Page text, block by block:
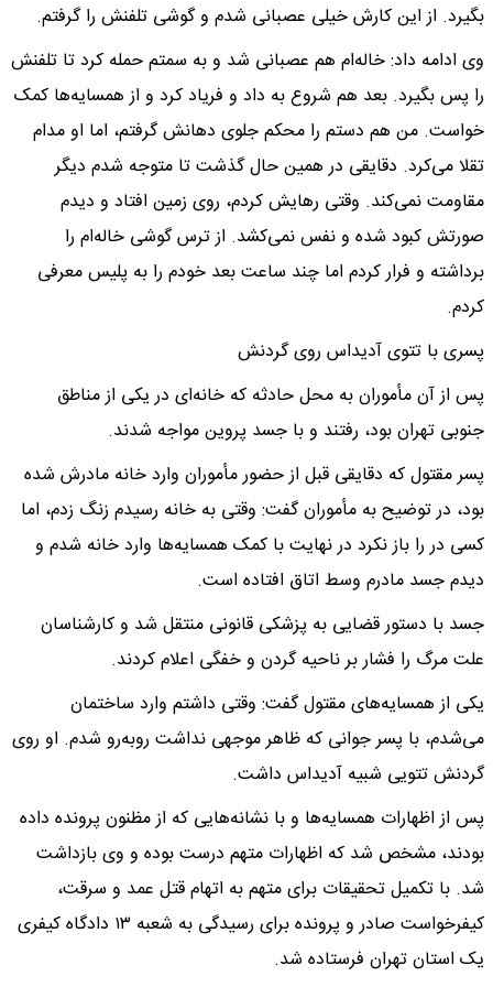
بگیرد. از این کارش خیلی عصبانی شدم و گوشی تلفنش را گرفتم.
وی ادامه داد: خاله‌ام هم عصبانی شد و به سمتم حمله کرد تا تلفنش
را پس بگیرد. بعد هم شروع به داد و فریاد کرد و از همسایه‌ها کمک
خواست. من هم دستم را محکم جلوی دهانش گرفتم، اما او مدام
تقلا می‌کرد. دقایقی در همین حال گذشت تا متوجه شدم دیگر
مقاومت نمی‌کند. وقتی رهایش کردم، روی زمین افتاد و دیدم
صورتش کبود شده و نفس نمی‌کشد. از ترس گوشی خاله‌ام را
برداشته و فرار کردم اما چند ساعت بعد خودم را به پلیس معرفی
کردم.
پسری با تتوی آدیداس روی گردنش
پس از آن مأموران به محل حادثه که خانه‌ای در یکی از مناطق
جنوبی تهران بود، رفتند و با جسد پروین مواجه شدند.
پسر مقتول که دقایقی قبل از حضور مأموران وارد خانه مادرش شده
بود، در توضیح به مأموران گفت: وقتی به خانه رسیدم زنگ زدم، اما
کسی در را باز نکرد در نهایت با کمک همسایه‌ها وارد خانه شدم و
دیدم جسد مادرم وسط اتاق افتاده است.
جسد با دستور قضایی به پزشکی قانونی منتقل شد و کارشناسان
علت مرگ را فشار بر ناحیه گردن و خفگی اعلام کردند.
یکی از همسایه‌های مقتول گفت: وقتی داشتم وارد ساختمان
می‌شدم، با پسر جوانی که ظاهر موجهی نداشت روبه‌رو شدم. او روی
گردنش تتویی شبیه آدیداس داشت.
پس از اظهارات همسایه‌ها و با نشانه‌هایی که از مظنون پرونده داده
بودند، مشخص شد که اظهارات متهم درست بوده و وی بازداشت
شد. با تکمیل تحقیقات برای متهم به اتهام قتل عمد و سرقت،
کیفرخواست صادر و پرونده برای رسیدگی به شعبه ۱۳ دادگاه کیفری
یک استان تهران فرستاده شد.